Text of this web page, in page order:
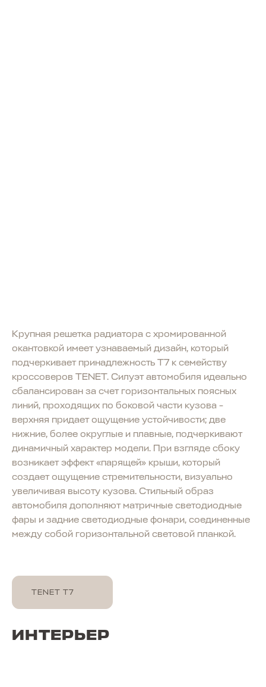
Крупная решетка радиатора с хромированной
окантовкой имеет узнаваемый дизайн, который
подчеркивает принадлежность T7 к семейству
кроссоверов TENET. Силуэт автомобиля идеально
сбалансирован за счет горизонтальных поясных
линий, проходящих по боковой части кузова -
верхняя придает ощущение устойчивости; две
нижние, более округлые и плавные, подчеркивают
динамичный характер модели. При взгляде сбоку
возникает эффект «парящей» крыши, который
создает ощущение стремительности, визуально
увеличивая высоту кузова. Стильный образ
автомобиля дополняют матричные светодиодные
фары и задние светодиодные фонари, соединенные
между собой горизонтальной световой планкой.
TENET T7
ИНТЕРЬЕР